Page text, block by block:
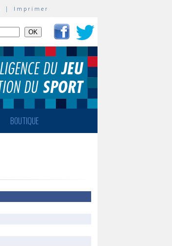
| Imprimer
BOUTIQUE